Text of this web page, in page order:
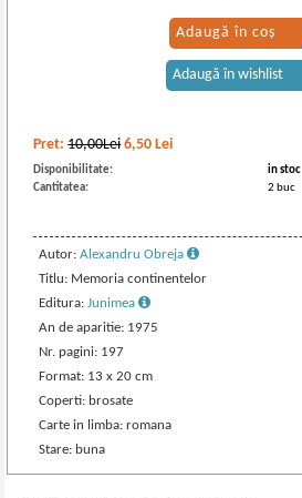
Pret:10,00Lei 6,50 Lei
Disponibilitate:
in stoc
Cantitatea:
2 buc
Autor:Alexandru Obreja
Titlu: Memoria continentelor
Editura:Junimea
An de aparitie: 1975
Nr. pagini: 197
Format: 13 x 20 cm
Coperti: brosate
Carte in limba: romana
Stare: buna
Adaugă în coș
Adaugă în wishlist